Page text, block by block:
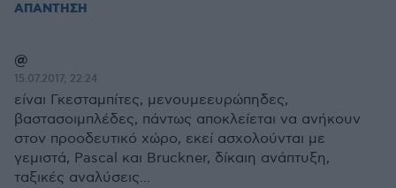
ΑΠΑΝΤΗΣΗ
@
15.07.2017, 22:24
είναι Γκεσταμπίτες, μενουμεευρώπηδες,
βαστασοιμπλέδες, πάντως αποκλείεται να ανήκουν
στον προοδευτικό χώρο, εκεί ασχολούνται με
γεμιστά, Pascal και Bruckner, δίκαιη ανάπτυξη,
ταξικές αναλύσεις...